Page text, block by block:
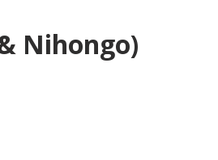
Nihongo)